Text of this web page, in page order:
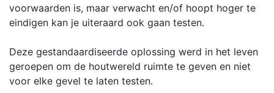
voorwaarden is, maar verwacht en/of hoopt hoger te
eindigen kan je uiteraard ook gaan testen.
Deze gestandaardiseerde oplossing werd in het leven
geroepen om de houtwereld ruimte te geven en niet
voor elke gevel te laten testen.